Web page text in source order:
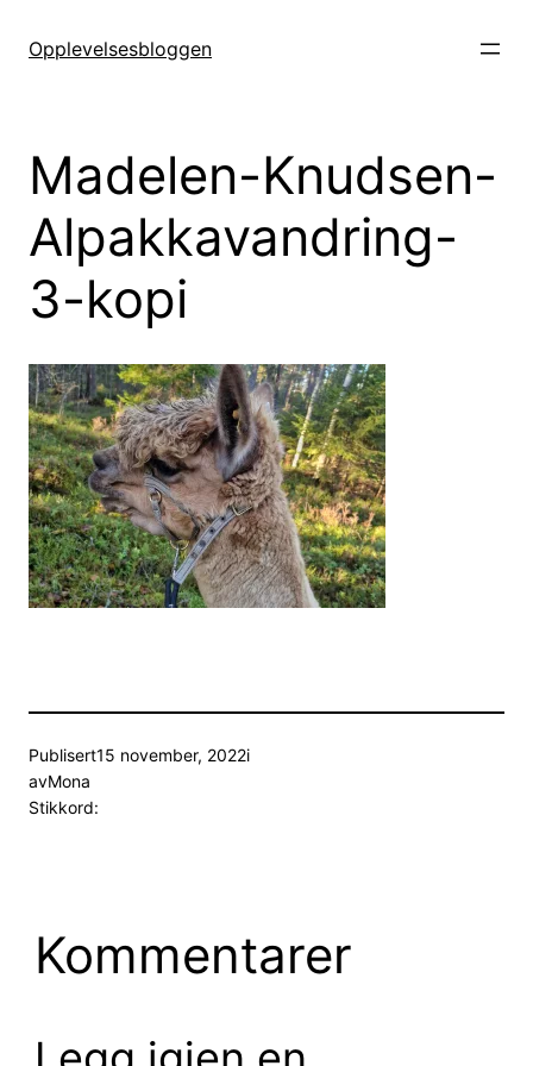
Opplevelsesbloggen
Madelen-Knudsen-
Alpakkavandring-
3-kopi
Publisert15 november, 2022i
avMona
Stikkord:
Kommentarer